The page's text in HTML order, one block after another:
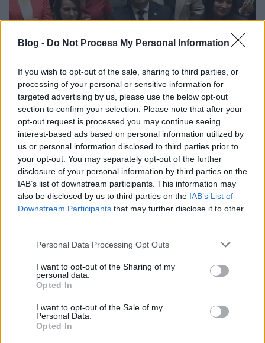
Blog - Do Not Process My Personal Information
If you wish to opt-out of the sale, sharing to third parties, or
processing of your personal or sensitive information for
targeted advertising by us, please use the below opt-out
section to confirm your selection. Please note that after your
opt-out request is processed you may continue seeing
interest-based ads based on personal information utilized by
us or personal information disclosed to third parties prior to
your opt-out. You may separately opt-out of the further
disclosure of your personal information by third parties on the
IAB’s list of downstream participants. This information may
also be disclosed by us to third parties on the IAB’s List of
Downstream Participants that may further disclose it to other
Please note that this website/app uses one or more Google
not limited to your visit or usage behaviour. You may click to
grant or deny consent to Google and its third-party tags to
use your data for below specified purposes in below Google
consent section.
Personal Data Processing Opt Outs
I want to opt-out of the Sharing of my
personal data.
Opted In
I want to opt-out of the Sale of my
Personal Data.
Opted In
1217. BEKIÁLTÁS: A lengyelekkel is
átvernek
Az elhallgatásoktól a hírhamisításokon át a
Káosz uralja az országot, de ezt ugyanúgy nem a
súlyához mérten tálalja a médiánk, ahogy
szemérmes volt korábban is. A címet az „Átvernek az
oroszokról is” cikkem éléről egyfajta parafrázisként
kölcsönöztem, miután kiderült, hogy